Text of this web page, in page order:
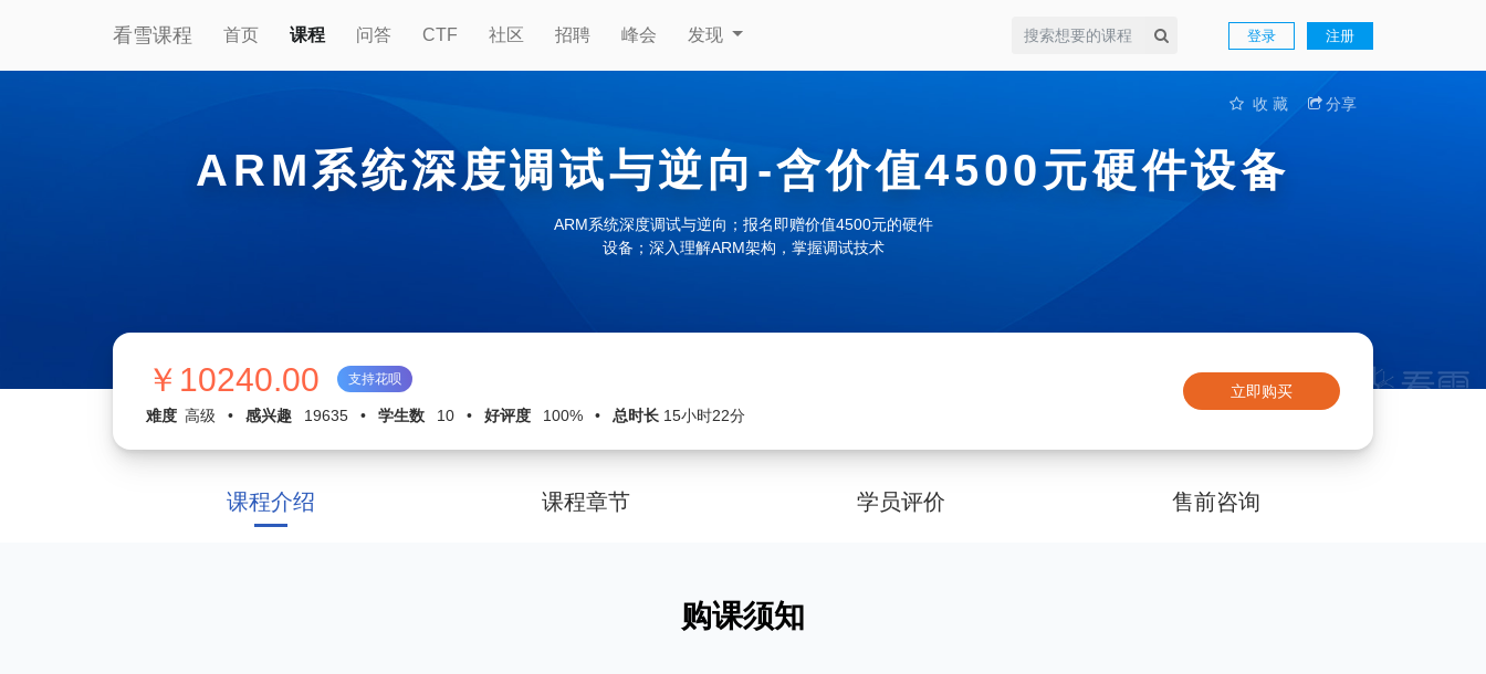
看雪课程 首页 课程 问答 CTF 社区 招聘 峰会 发现 登录 注册
收 藏 分享
ARM系统深度调试与逆向-含价值4500元硬件设备
ARM系统深度调试与逆向；报名即赠价值4500元的硬件
设备；深入理解ARM架构，掌握调试技术
￥10240.00 支持花呗
难度 高级 • 感兴趣 19635 • 学生数 10 • 好评度 100% • 总时长 15小时22分
立即购买
课程介绍 课程章节 学员评价 售前咨询
购课须知